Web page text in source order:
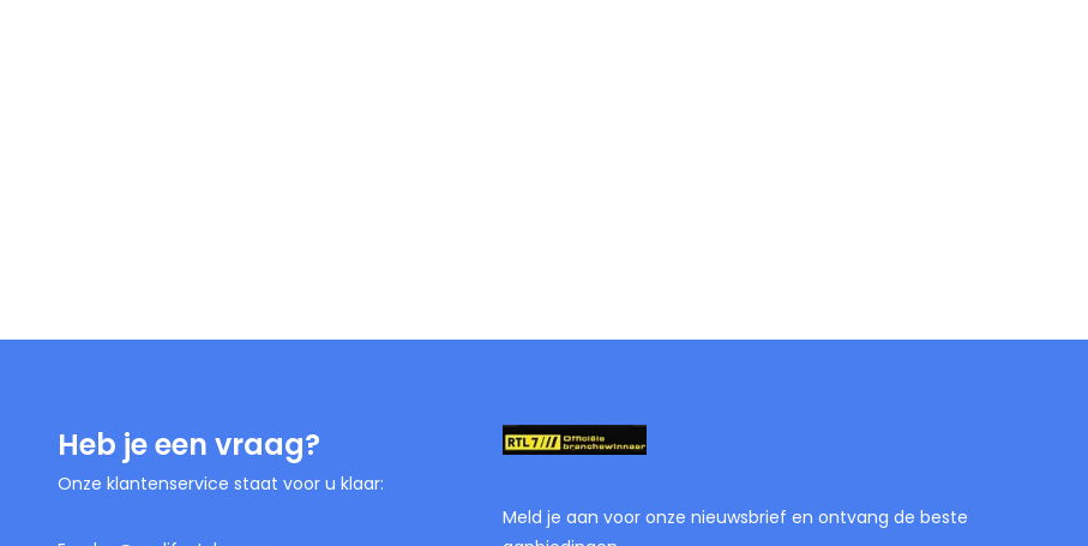
Heb je een vraag?
Onze klantenservice staat voor u klaar:
Meld je aan voor onze nieuwsbrief en ontvang de beste